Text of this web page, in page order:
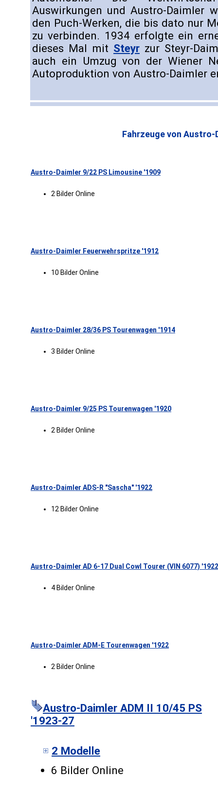
Auswirkungen und Austro-Daimler
den Puch-Werken, die bis dato nur
zu verbinden. 1934 erfolgte ein
dieses Mal mit Steyr zur Steyr-
auch ein Umzug von der Wiener
Autoproduktion von Austro-Daimler
Fahrzeuge von Austro-
Austro-Daimler 9/22 PS Limousine '1909
2 Bilder Online
Austro-Daimler Feuerwehrspritze '1912
10 Bilder Online
Austro-Daimler 28/36 PS Tourenwagen '1914
3 Bilder Online
Austro-Daimler 9/25 PS Tourenwagen '1920
2 Bilder Online
Austro-Daimler ADS-R "Sascha" '1922
12 Bilder Online
Austro-Daimler AD 6-17 Dual Cowl Tourer (VIN 6077) '1922
4 Bilder Online
Austro-Daimler ADM-E Tourenwagen '1922
2 Bilder Online
Austro-Daimler ADM II 10/45 PS
'1923-27
2 Modelle
6 Bilder Online